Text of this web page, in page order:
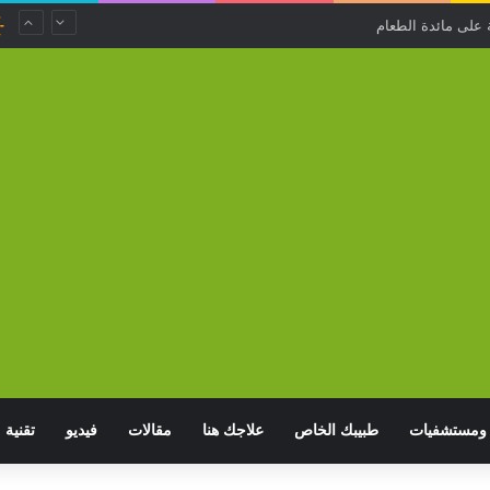
على مائدة الطعام
طبيبك الخاص علاجك هنا مقالات فيديو تقنية